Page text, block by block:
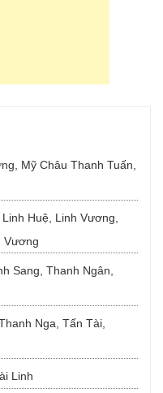
Mỹ Châu Thanh Tuấn,
Huệ, Linh Vương,
Vương
Sang, Thanh Ngân,
Nga, Tấn Tài,
Linh